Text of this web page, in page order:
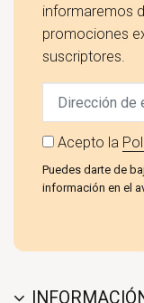
informaremos
promociones
suscriptores.
Acepto la
Puedes darte de
información en el